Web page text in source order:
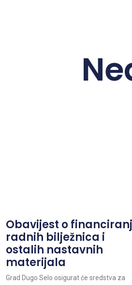
Obavijest o
radnih bilježnica i
ostalih nastavnih
materijala
Grad Dugo Selo osigurat će sredstva za